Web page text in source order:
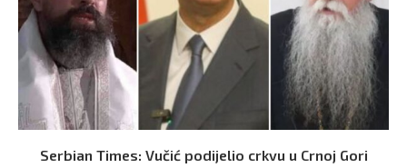
Serbian Times: Vučić podijelio crkvu u Crnoj Gori